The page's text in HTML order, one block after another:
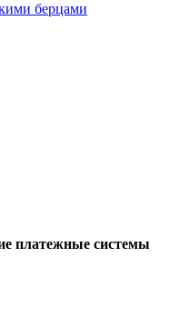
берцами
платежные системы